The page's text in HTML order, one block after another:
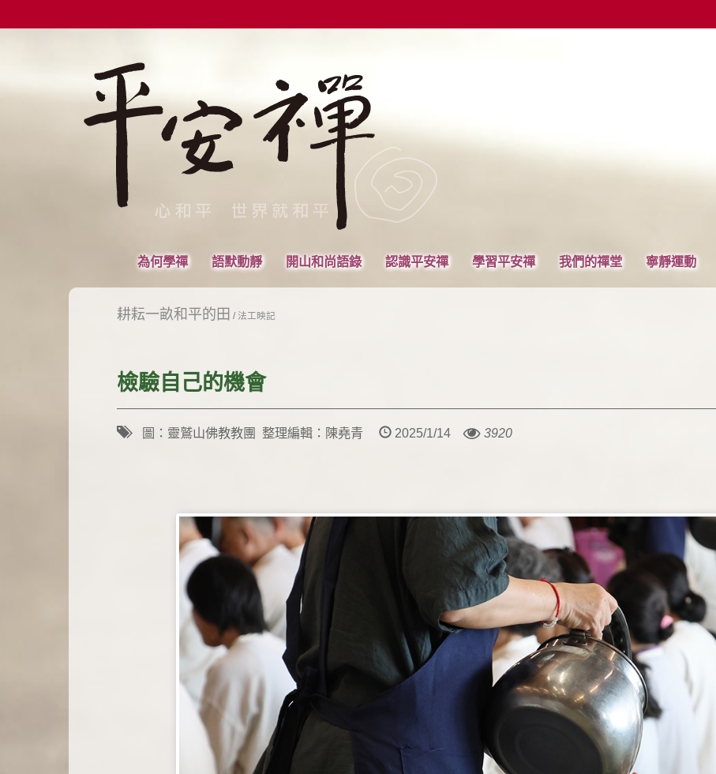
為何學禪 語默動靜 開山和尚語錄 認識平安禪 學習平安禪 我們的禪堂 寧靜運動
耕耘一畝和平的田 / 法工映記
檢驗自己的機會
圖：靈鷲山佛教教團 整理編輯：陳堯青 2025/1/14 3920